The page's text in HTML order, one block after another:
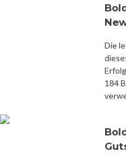
Die
184